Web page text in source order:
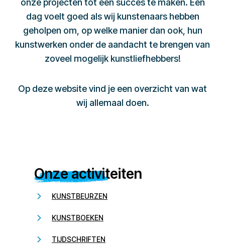
onze projecten tot een succes te maken. Een
dag voelt goed als wij kunstenaars hebben
geholpen om, op welke manier dan ook, hun
kunstwerken onder de aandacht te brengen van
zoveel mogelijk kunstliefhebbers!
Op deze website vind je een overzicht van wat
wij allemaal doen.
Onze activiteiten
KUNSTBEURZEN
KUNSTBOEKEN
TIJDSCHRIFTEN